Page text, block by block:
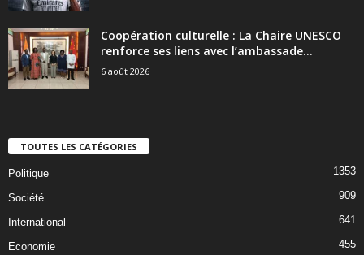
Coopération culturelle : La Chaire UNESCO
renforce ses liens avec l’ambassade...
6 août 2026
TOUTES LES CATÉGORIES
Politique 1353
Société 909
International 641
Economie 455